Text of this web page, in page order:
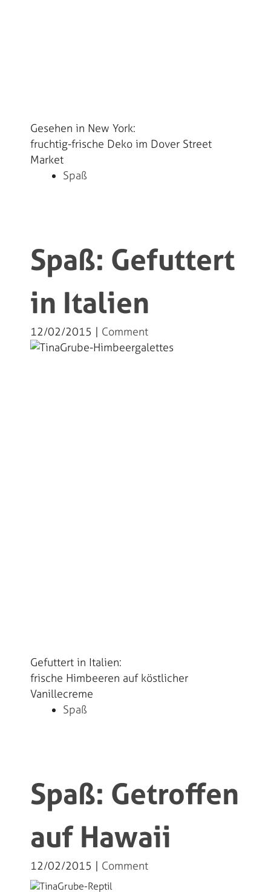
Gesehen in New York:
fruchtig-frische Deko im Dover Street
Market
Spaß
Spaß: Gefuttert
in Italien
12/02/2015 | Comment
Gefuttert in Italien:
frische Himbeeren auf köstlicher
Vanillecreme
Spaß
Spaß: Getroffen
auf Hawaii
12/02/2015 | Comment